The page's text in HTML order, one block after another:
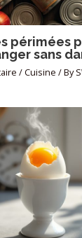
périmées
sans
/Cuisine / By